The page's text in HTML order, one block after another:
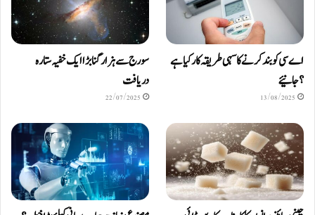
اے سی کو بند کرنے کا سہی طریقہ کار کیا ہے
؟ جانیئے
13/08/2025
سورج سے ہزار گنا بڑا ایک خفیہ ستارہ
دریافت
22/07/2025